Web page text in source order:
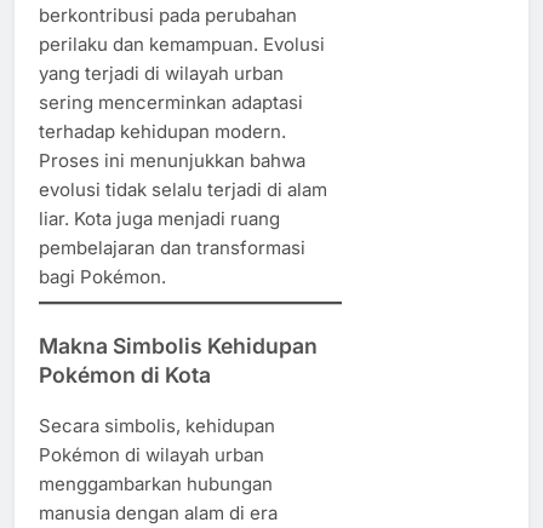
berkontribusi pada perubahan
perilaku dan kemampuan. Evolusi
yang terjadi di wilayah urban
sering mencerminkan adaptasi
terhadap kehidupan modern.
Proses ini menunjukkan bahwa
evolusi tidak selalu terjadi di alam
liar. Kota juga menjadi ruang
pembelajaran dan transformasi
bagi Pokémon.
Makna Simbolis Kehidupan
Pokémon di Kota
Secara simbolis, kehidupan
Pokémon di wilayah urban
menggambarkan hubungan
manusia dengan alam di era